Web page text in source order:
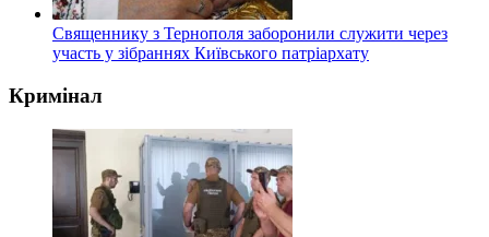
Священнику з Тернополя заборонили служити через
участь у зібраннях Київського патріархату
Кримінал